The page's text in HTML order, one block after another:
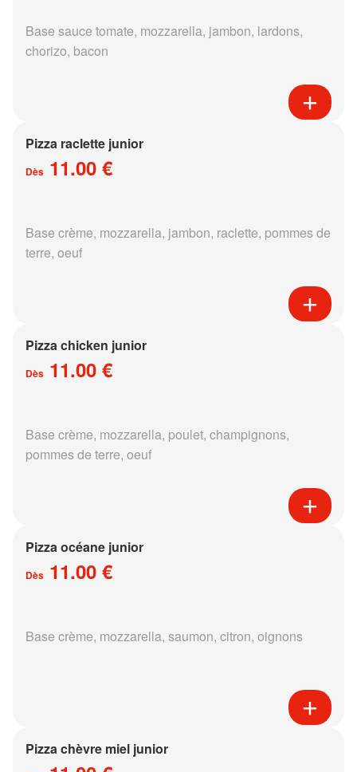
Base sauce tomate, mozzarella, jambon, lardons,
chorizo, bacon
Pizza raclette junior
Dès 11.00 €
Base crème, mozzarella, jambon, raclette, pommes de
terre, oeuf
Pizza chicken junior
Dès 11.00 €
Base crème, mozzarella, poulet, champignons,
pommes de terre, oeuf
Pizza océane junior
Dès 11.00 €
Base crème, mozzarella, saumon, citron, oignons
Pizza chèvre miel junior